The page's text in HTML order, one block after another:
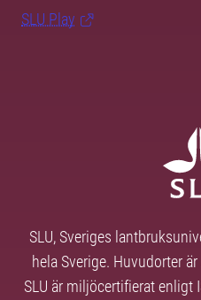
SLU Play
SLU, Sveriges
hela Sverige. Huvudorter
SLU är miljöcertifierat enligt